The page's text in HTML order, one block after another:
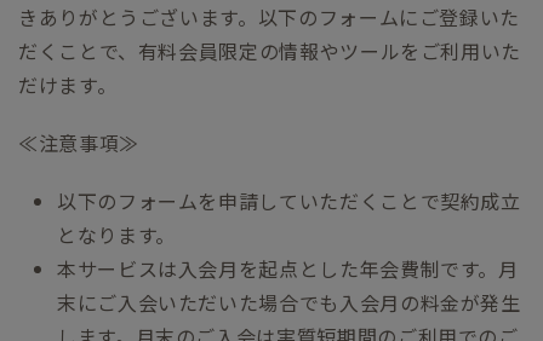
きありがとうございます。以下のフォームにご登録いた
だくことで、有料会員限定の情報やツールをご利用いた
だけます。
≪注意事項≫
以下のフォームを申請していただくことで契約成立
となります。
本サービスは入会月を起点とした年会費制です。月
末にご入会いただいた場合でも入会月の料金が発生